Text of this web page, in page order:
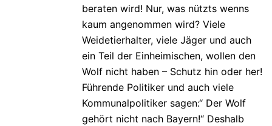
beraten wird! Nur, was nützts wenns
kaum angenommen wird? Viele
Weidetierhalter, viele Jäger und auch
ein Teil der Einheimischen, wollen den
Wolf nicht haben – Schutz hin oder her!
Führende Politiker und auch viele
Kommunalpolitiker sagen:“ Der Wolf
gehört nicht nach Bayern!“ Deshalb